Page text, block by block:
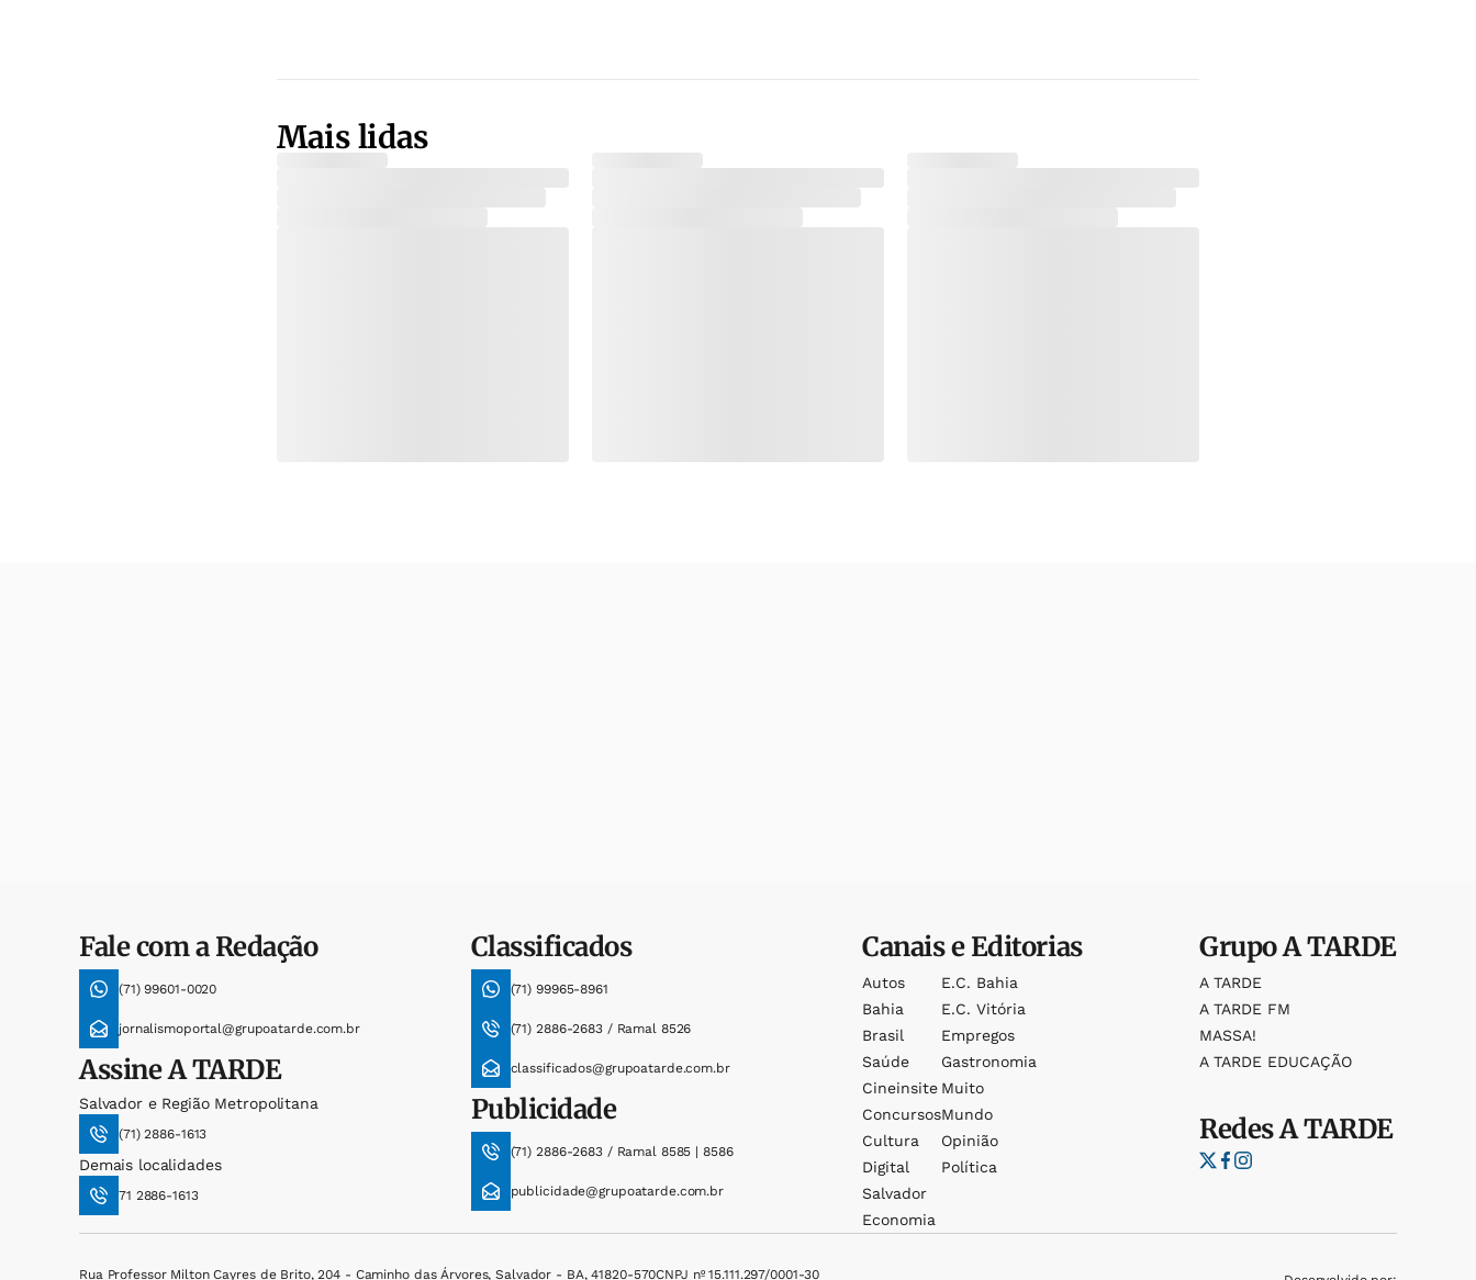
Mais lidas
Fale com a Redação
(71) 99601-0020
jornalismoportal@grupoatarde.com.br
AssineA TARDE
Salvador e Região Metropolitana
(71) 2886-1613
Demais localidades
71 2886-1613
Classificados
(71) 99965-8961
(71) 2886-2683 / Ramal 8526
classificados@grupoatarde.com.br
Publicidade
(71) 2886-2683 / Ramal 8585 | 8586
publicidade@grupoatarde.com.br
Canais e Editorias
Autos
Bahia
Brasil
Saúde
Cineinsite
Concursos
Cultura
Digital
Salvador
Economia
E.c. Bahia
E.c. Vitória
Empregos
Gastronomia
Muito
Mundo
Opinião
Política
GrupoA TARDE
A TARDE
A TARDE FM
MASSA!
A TARDE EDUCAÇÃO
RedesA TARDE
Rua Professor Milton Cayres de Brito, 204 - Caminho das Árvores, Salvador - BA, 41820-570CNPJ nº 15.111.297/0001-30